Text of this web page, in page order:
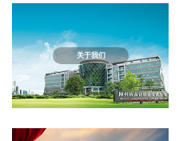
关于我们